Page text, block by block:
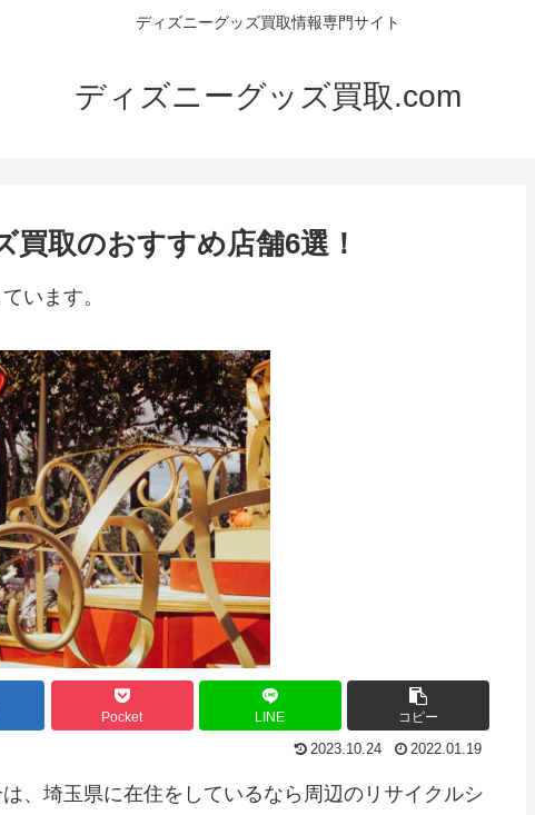
ディズニーグッズ買取情報専門サイト
ディズニーグッズ買取.com
取のおすすめ店舗6選！
います。
Pocket LINE コピー
2023.10.24 2022.01.19
、埼玉県に在住をしているなら周辺のリサイクルシ